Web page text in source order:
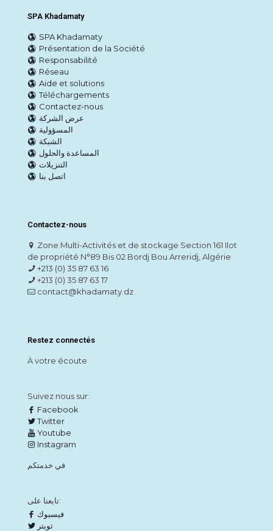
SPA Khadamaty
SPA Khadamaty
Présentation de la Société
Responsabilité
Réseau
Aide et solutions
Téléchargements
Contactez-nous
عرض الشركة
المسؤولية
الشبكة
المساعدة والحلول
التنزيلات
اتصل بنا
Contactez-nous
Zone Multi-Activités et de stockage Section 161 Ilot
de propriété N°89 Bis 02 Bordj Bou Arreridj, Algérie
+213 (0) 35 87 63 16
+213 (0) 35 87 63 17
contact@khadamaty.dz
Restez connectés
À votre écoute
Suivez nous sur:
Facebook
Twitter
Youtube
Instagram
في خدمتكم
تابعنا على:
فيسبوك
تويتر